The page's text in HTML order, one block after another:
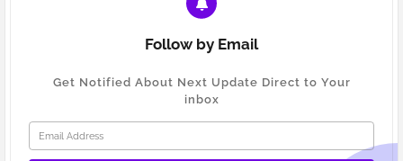
Follow by Email
Get Notified About Next Update Direct to Your
inbox